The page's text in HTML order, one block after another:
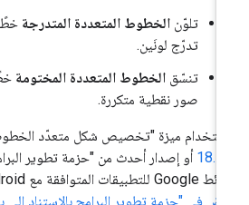
تلوّنالخطوط المتعددة المتدرجةخطًا
تدرّج لونَين.
تنسّقالخطوط المتعددة المختومةخطًا
صور نقطية متكررة.
ميزة "تخصيص شكل متعدّد الخطوط"،
أو إصدار أحدث من "حزمة تطوير البرامج